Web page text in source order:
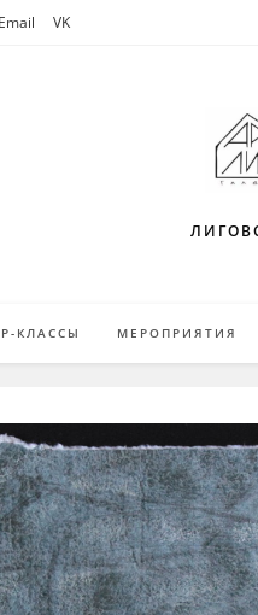
Email VK
КЛАССЫ МЕРОПРИЯТИЯ